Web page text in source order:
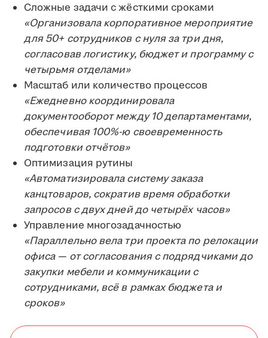
Сложные задачи с жёсткими сроками
«Организовала корпоративное мероприятие
для 50+ сотрудников с нуля за три дня,
согласовав логистику, бюджет и программу с
четырьмя отделами»
Масштаб или количество процессов
«Ежедневно координировала
документооборот между 10 департаментами,
обеспечивая 100%-ю своевременность
подготовки отчётов»
Оптимизация рутины
«Автоматизировала систему заказа
канцтоваров, сократив время обработки
запросов с двух дней до четырёх часов»
Управление многозадачностью
«Параллельно вела три проекта по релокации
офиса — от согласования с подрядчиками до
закупки мебели и коммуникации с
сотрудниками, всё в рамках бюджета и
сроков»